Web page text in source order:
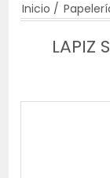
Inicio /
LAPIZ